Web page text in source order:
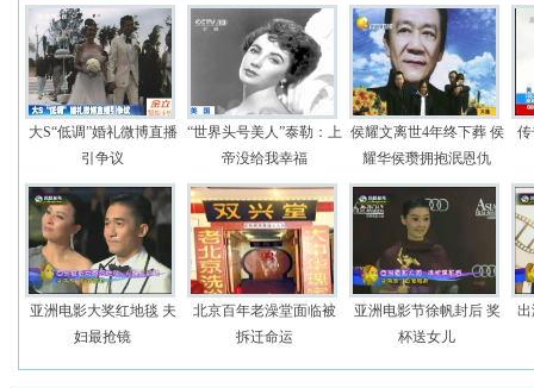
大S“低调”婚礼微博直播
引争议
“世界头号美人”泰勒：上
帝没给我幸福
侯耀文离世4年终下葬 侯
耀华侯瓒拥抱泯恩仇
亚洲电影大奖红地毯 夫
妇最抢镜
北京百年老澡堂面临被
拆迁命运
亚洲电影节徐帆封后 奖
杯送女儿